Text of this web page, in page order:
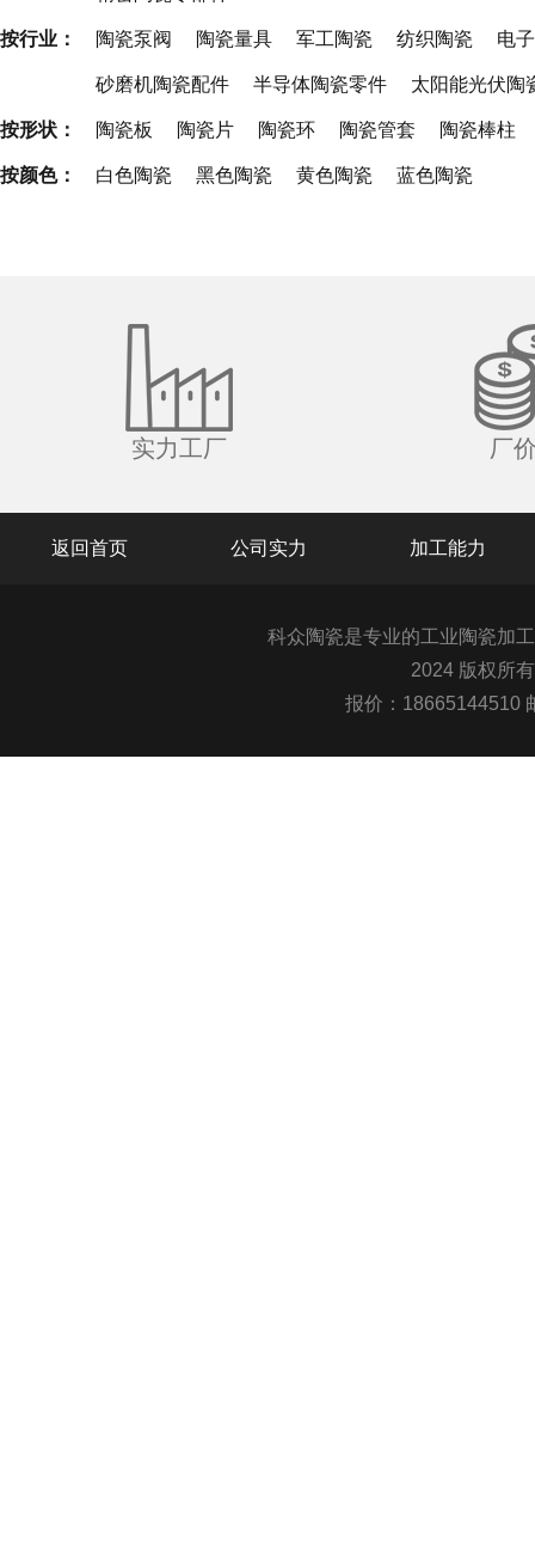
按行业： 陶瓷泵阀 陶瓷量具 军工陶瓷 纺织陶瓷 电
砂磨机陶瓷配件 半导体陶瓷零件 太阳能光伏陶
按形状： 陶瓷板 陶瓷片 陶瓷环 陶瓷管套 陶瓷棒柱
按颜色： 白色陶瓷 黑色陶瓷 黄色陶瓷 蓝色陶瓷
实力工厂 厂
返回首页 公司实力 加工能力
科众陶瓷是专业的工业陶瓷加
2024 版权所
报价：18665144510